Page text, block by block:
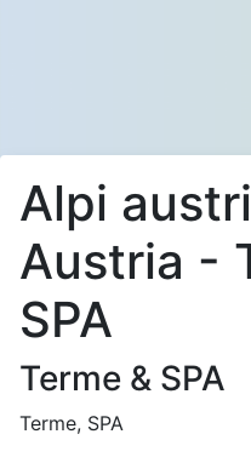
Alpi
Austria -
SPA
Terme & SPA
Terme, SPA